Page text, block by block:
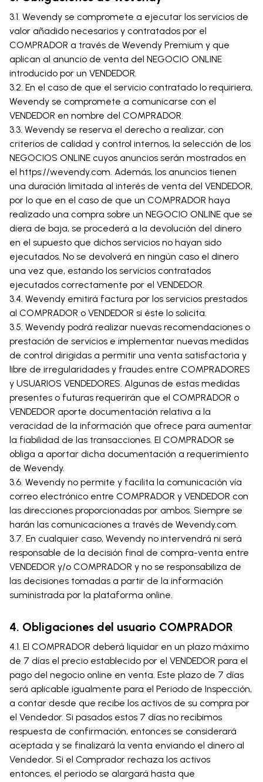
3.1. Wevendy se compromete a ejecutar los servicios de
valor añadido necesarios y contratados por el
COMPRADOR a través de Wevendy Premium y que
aplican al anuncio de venta del NEGOCIO ONLINE
introducido por un VENDEDOR.
3.2. En el caso de que el servicio contratado lo requiriera,
Wevendy se compromete a comunicarse con el
VENDEDOR en nombre del COMPRADOR.
3.3. Wevendy se reserva el derecho a realizar, con
criterios de calidad y control internos, la selección de los
NEGOCIOS ONLINE cuyos anuncios serán mostrados en
el https://wevendy.com. Además, los anuncios tienen
una duración limitada al interés de venta del VENDEDOR,
por lo que en el caso de que un COMPRADOR haya
realizado una compra sobre un NEGOCIO ONLINE que se
diera de baja, se procederá a la devolución del dinero
en el supuesto que dichos servicios no hayan sido
ejecutados. No se devolverá en ningún caso el dinero
una vez que, estando los servicios contratados
ejecutados correctamente por el VENDEDOR.
3.4. Wevendy emitirá factura por los servicios prestados
al COMPRADOR o VENDEDOR si éste lo solicita.
3.5. Wevendy podrá realizar nuevas recomendaciones o
prestación de servicios e implementar nuevas medidas
de control dirigidas a permitir una venta satisfactoria y
libre de irregularidades y fraudes entre COMPRADORES
y USUARIOS VENDEDORES. Algunas de estas medidas
presentes o futuras requerirán que el COMPRADOR o
VENDEDOR aporte documentación relativa a la
veracidad de la información que ofrece para aumentar
la fiabilidad de las transacciones. El COMPRADOR se
obliga a aportar dicha documentación a requerimiento
de Wevendy.
3.6. Wevendy no permite y facilita la comunicación vía
correo electrónico entre COMPRADOR y VENDEDOR con
las direcciones proporcionadas por ambos. Siempre se
harán las comunicaciones a través de Wevendy.com.
3.7. En cualquier caso, Wevendy no intervendrá ni será
responsable de la decisión final de compra-venta entre
VENDEDOR y/o COMPRADOR y no se responsabiliza de
las decisiones tomadas a partir de la información
suministrada por la plataforma online.
4. Obligaciones del usuario COMPRADOR
4.1. El COMPRADOR deberá liquidar en un plazo máximo
de 7 días el precio establecido por el VENDEDOR para el
pago del negocio online en venta. Este plazo de 7 días
será aplicable igualmente para el Periodo de Inspección,
a contar desde que recibe los activos de su compra por
el Vendedor. Si pasados estos 7 días no recibimos
respuesta de confirmación, entonces se considerará
aceptada y se finalizará la venta enviando el dinero al
Vendedor. Si el Comprador rechaza los activos
entonces, el periodo se alargará hasta que